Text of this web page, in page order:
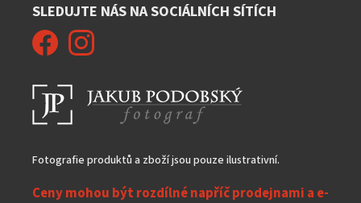
SLEDUJTE NÁS NA SOCIÁLNÍCH SÍTÍCH
Fotografie produktů a zboží jsou pouze ilustrativní.
Ceny mohou být rozdílné napříč prodejnami a e-